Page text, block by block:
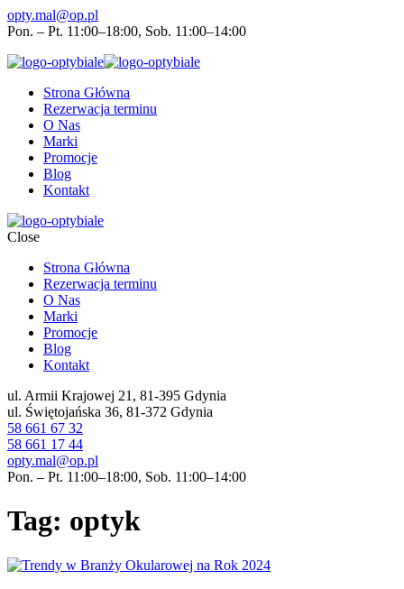
opty.mal@op.pl
Pon. – Pt. 11:00–18:00, Sob. 11:00–14:00
Strona Główna
Rezerwacja terminu
O Nas
Marki
Promocje
Blog
Kontakt
Close
Strona Główna
Rezerwacja terminu
O Nas
Marki
Promocje
Blog
Kontakt
ul. Armii Krajowej 21, 81-395 Gdynia
ul. Świętojańska 36, 81-372 Gdynia
58 661 67 32
58 661 17 44
opty.mal@op.pl
Pon. – Pt. 11:00–18:00, Sob. 11:00–14:00
Tag: optyk